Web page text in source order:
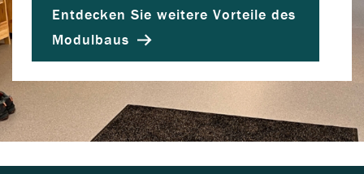
Entdecken Sie weitere Vorteile des
Modulbaus